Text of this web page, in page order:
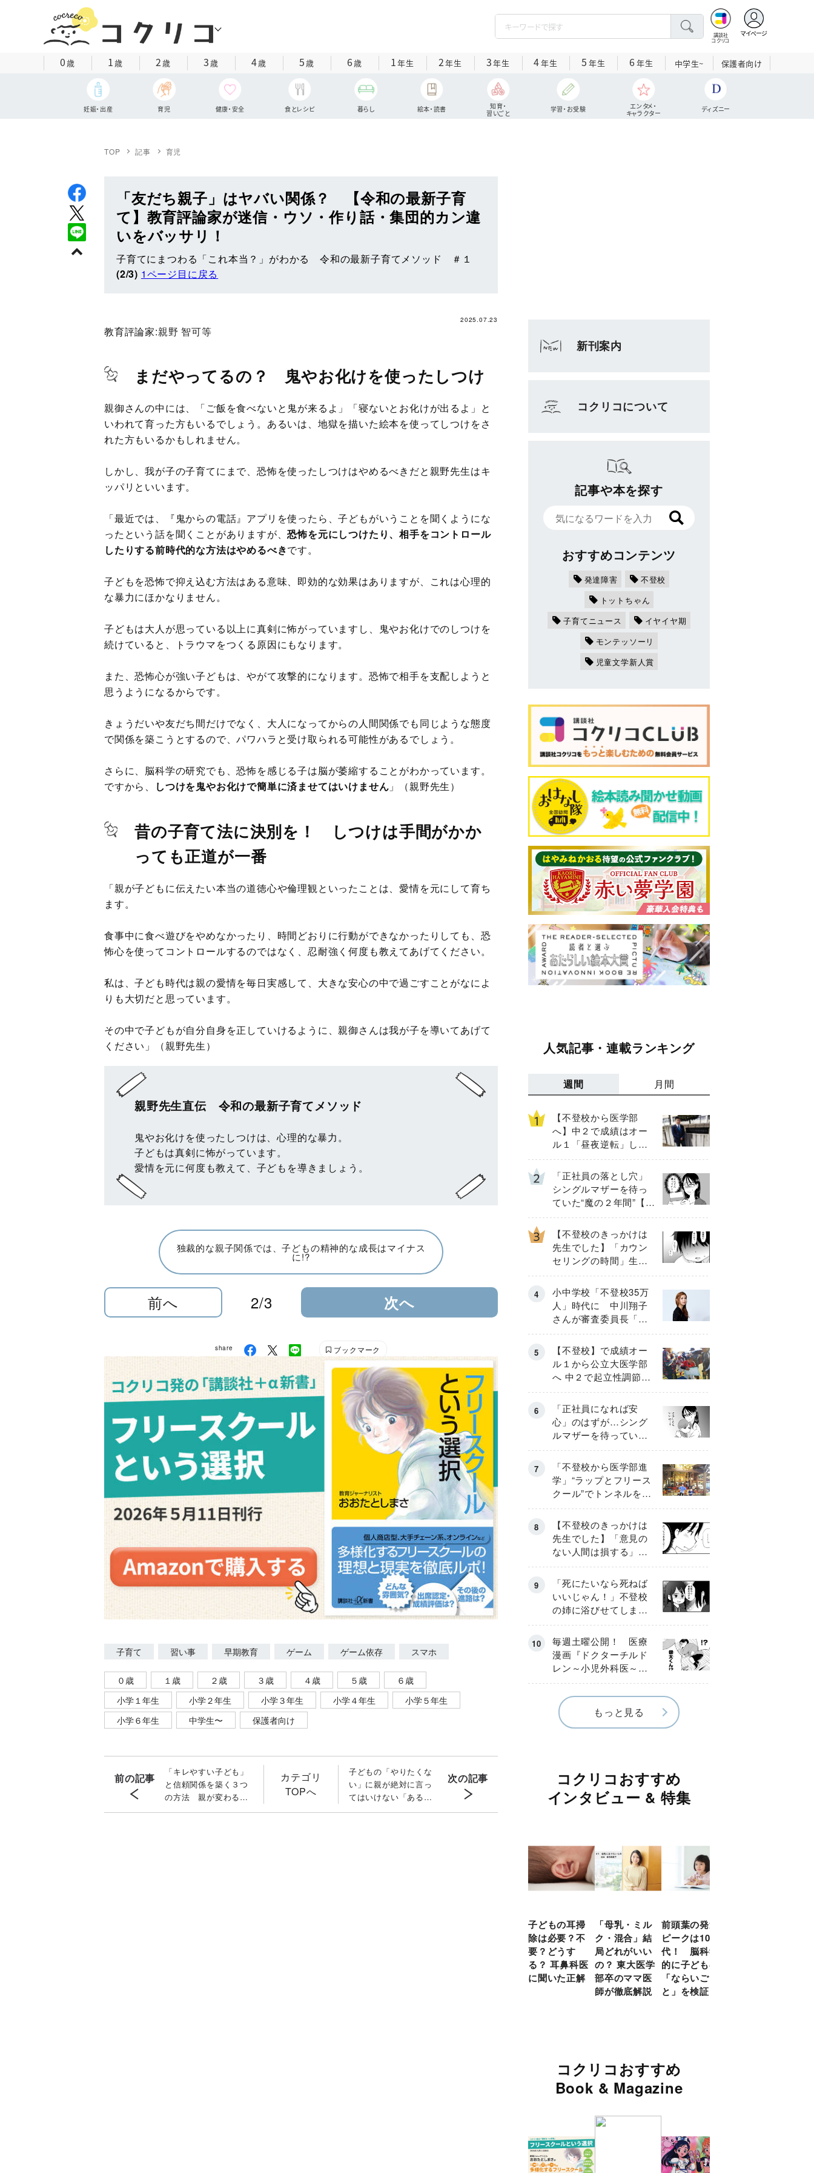
講談社
コクリコ
マイページ
0歳 1歳 2歳 3歳 4歳 5歳 6歳 1年生 2年生 3年生 4年生 5 年生 6 年生 中学生~ 保護者向け
妊娠・出産 育児 健康・安全 食とレシピ 暮らし 絵本・読書
知育・
習いごと
学習・お受験
エンタメ・
キャラクター
ディズニー
TOP 記事 育児
「友だち親子」はヤバい関係？ 【令和の最新子育
て】教育評論家が迷信・ウソ・作り話・集団的カン違
いをバッサリ！
子育てにまつわる「これ本当？」がわかる 令和の最新子育てメソッド ＃１
(2/3) 1ページ目に戻る
2025.07.23
教育評論家:親野 智可等
まだやってるの？ 鬼やお化けを使ったしつけ
親御さんの中には、「ご飯を食べないと鬼が来るよ」「寝ないとお化けが出るよ」と
いわれて育った方もいるでしょう。あるいは、地獄を描いた絵本を使ってしつけをさ
れた方もいるかもしれません。
しかし、我が子の子育てにまで、恐怖を使ったしつけはやめるべきだと親野先生はキ
ッパリといいます。
「最近では、『鬼からの電話』アプリを使ったら、子どもがいうことを聞くようにな
ったという話を聞くことがありますが、恐怖を元にしつけたり、相手をコントロール
したりする前時代的な方法はやめるべきです。
子どもを恐怖で抑え込む方法はある意味、即効的な効果はありますが、これは心理的
な暴力にほかなりません。
子どもは大人が思っている以上に真剣に怖がっていますし、鬼やお化けでのしつけを
続けていると、トラウマをつくる原因にもなります。
また、恐怖心が強い子どもは、やがて攻撃的になります。恐怖で相手を支配しようと
思うようになるからです。
きょうだいや友だち間だけでなく、大人になってからの人間関係でも同じような態度
で関係を築こうとするので、パワハラと受け取られる可能性があるでしょう。
さらに、脳科学の研究でも、恐怖を感じる子は脳が萎縮することがわかっています。
ですから、
しつけを鬼やお化けで簡単に済ませてはいけません 」（親野先生）
昔の子育て法に決別を！ しつけは手間がかか
っても正道が一番
「親が子どもに伝えたい本当の道徳心や倫理観といったことは、愛情を元にして育ち
ます。
食事中に食べ遊びをやめなかったり、時間どおりに行動ができなかったりしても、恐
怖心を使ってコントロールするのではなく、忍耐強く何度も教えてあげてください。
私は、子ども時代は親の愛情を毎日実感して、大きな安心の中で過ごすことがなによ
りも大切だと思っています。
その中で子どもが自分自身を正していけるように、親御さんは我が子を導いてあげて
ください」（親野先生）
親野先生直伝 令和の最新子育てメソッド
鬼やお化けを使ったしつけは、心理的な暴力。
子どもは真剣に怖がっています。
愛情を元に何度も教えて、子どもを導きましょう。
独裁的な親子関係では、子どもの精神的な成長はマイナス
に!?
前へ 2/3 次へ
share ブックマーク
子育て 習い事 早期教育 ゲーム ゲーム依存 スマホ
０歳 １歳 ２歳 ３歳 ４歳 ５歳
６歳
小学１年生
小学２年生 小学３年生 小学４年生
小学５年生
小学６年生
中学生〜 保護者向け
前の記事
「キレやすい子ども」
と信頼関係を築く３つ
の方法 親が変わるべ
き「𠮟り方」と「ほめ
カテゴリ
TOPへ
子どもの「やりたくな
い」に親が絶対に言っ
てはいけない「ある言
葉」
次の記事
新刊案内
コクリコについて
記事や本を探す
おすすめコンテンツ
発達障害
不登校
トットちゃん
子育てニュース
イヤイヤ期
モンテッソーリ
児童文学新人賞
人気記事・連載ランキング
週間 月間
【不登校から医学部
へ】中２で成績はオー
ル１「昼夜逆転」した
わが子を”夜遊び”に連れ
出した母の気づき
「正社員の落とし穴」
シングルマザーを待っ
ていた“魔の２年間”【後
編】
【不登校のきっかけは
先生でした】「カウン
セリングの時間」生徒
の情報をバラしたの
は…《第２話》
小中学校「不登校35万
人」時代に 中川翔子
さんが審査委員長「不
登校生動画甲子園
2026」が開催
【不登校】で成績オー
ル１から公立大医学部
へ 中２で起立性調節障
害「治るまで３年」の
診断 そのとき母は
「正社員になれば安
心」のはずが…シング
ルマザーを待ってい
た“魔の２年間”【前編】
「不登校から医学部進
学」“ラップとフリース
クール”でトンネルを脱
して高校受験へ〔元野
球少年の実話〕
【不登校のきっかけは
先生でした】「意見の
ない人間は損する」担
任の一言が苦しみに…
《第１話》
「死にたいなら死ねば
いいじゃん！」不登校
の姉に浴びせてしまっ
た言葉【番外編・後
編】
毎週土曜公開！ 医療
漫画『ドクターチルド
レン～小児外科医～』
【Episode.４】
もっと見る
コクリコおすすめ
インタビュー & 特集
子どもの耳掃
除は必要？不
要？どうす
る？ 耳鼻科医
に聞いた正解
「母乳・ミル
ク・混合」結
局どれがいい
の？ 東大医学
部卒のママ医
師が徹底解説
前頭葉の発達
ピークは10
代！ 脳科学
的に子どもの
「ならいご
と」を検証
コクリコおすすめ
Book & Magazine